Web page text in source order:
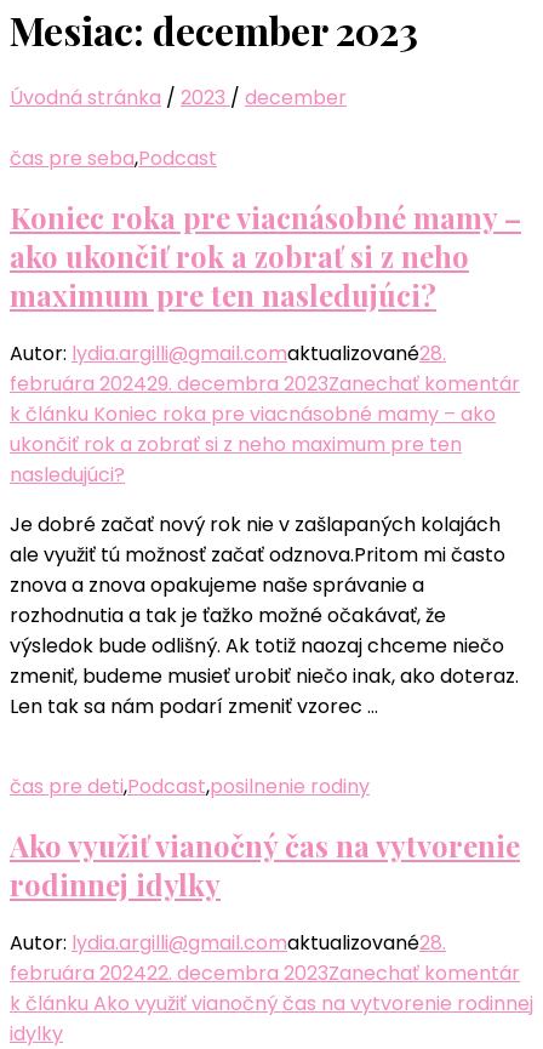
Mesiac: december 2023
Úvodná stránka / 2023 / december
čas pre seba,Podcast
Koniec roka pre viacnásobné mamy –
ako ukončiť rok a zobrať si z neho
maximum pre ten nasledujúci?
Autor: lydia.argilli@gmail.comaktualizované28.
februára 202429. decembra 2023Zanechať komentár
k článku Koniec roka pre viacnásobné mamy – ako
ukončiť rok a zobrať si z neho maximum pre ten
nasledujúci?
Je dobré začať nový rok nie v zašlapaných kolajách
ale využiť tú možnosť začať odznova.Pritom mi často
znova a znova opakujeme naše správanie a
rozhodnutia a tak je ťažko možné očakávať, že
výsledok bude odlišný. Ak totiž naozaj chceme niečo
zmeniť, budeme musieť urobiť niečo inak, ako doteraz.
Len tak sa nám podarí zmeniť vzorec …
čas pre deti,Podcast,posilnenie rodiny
Ako využiť vianočný čas na vytvorenie
rodinnej idylky
Autor: lydia.argilli@gmail.comaktualizované28.
februára 202422. decembra 2023Zanechať komentár
k článku Ako využiť vianočný čas na vytvorenie rodinnej
idylky